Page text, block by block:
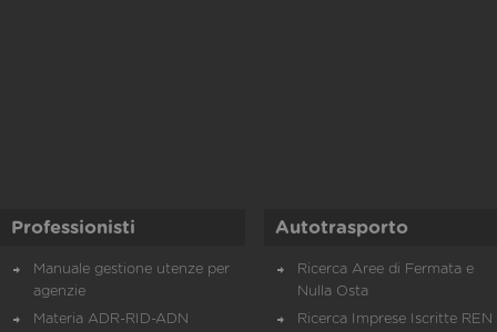
Professionisti
Manuale gestione utenze per
agenzie
Materia ADR-RID-ADN
Autotrasporto
Ricerca Aree di Fermata e
Nulla Osta
Ricerca Imprese Iscritte REN